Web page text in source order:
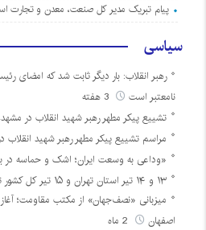
پیام تبریک مدیر کل صنعت، معدن و تجارت
سیاسی
رهبر انقلاب: بار دیگر ثابت شد که امضای
نامعتبر است
3 هفته
تشییع پیکر مطهر رهبر شهید انقلاب در
مراسم تشییع پیکر مطهر رهبر شهید
«وداعی به وسعت ایران؛ اشک و حماسه در
۱۳ و ۱۴ تیر استان تهران و ۱۵ تیر کل کشور تعطیل است
میزبانی «نصف‌جهان» از مکتب مقاومت؛
اصفهان